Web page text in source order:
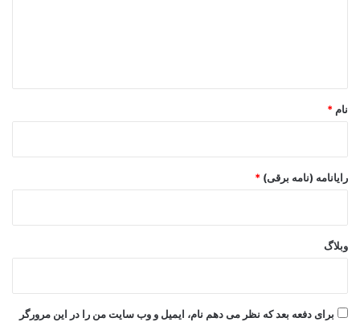
نام *
رایانامه (نامه برقی) *
وبلاگ
برای دفعه بعد که نظر می دهم نام، ایمیل و وب سایت من را در این مرورگر